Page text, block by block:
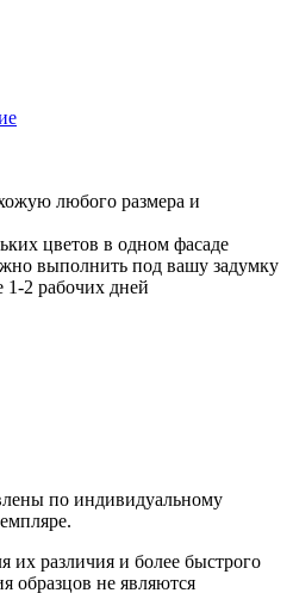
любого размера и
цветов в одном фасаде
выполнить под вашу задумку
1-2 рабочих дней
по индивидуальному
их различия и более быстрого
образцов не являются